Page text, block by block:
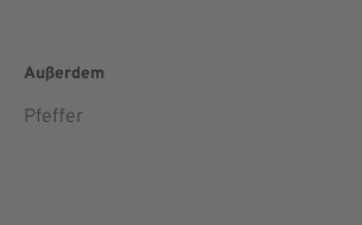
Außerdem
Pfeffer